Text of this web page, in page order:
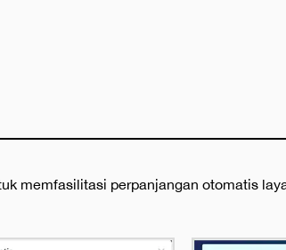
memfasilitasi perpanjangan otomatis